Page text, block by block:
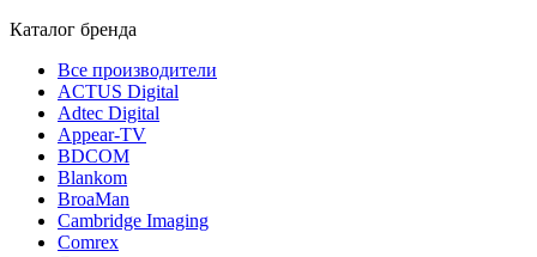
Каталог бренда
Все производители
ACTUS Digital
Adtec Digital
Appear-TV
BDCOM
Blankom
BroaMan
Cambridge Imaging
Comrex